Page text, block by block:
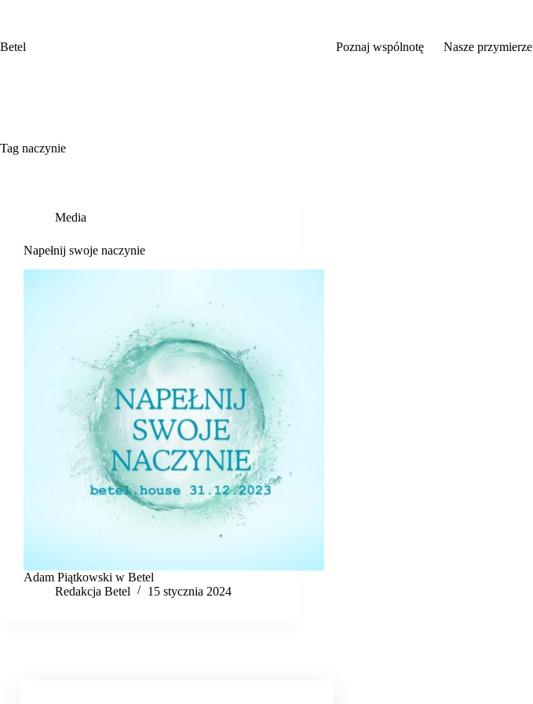
Betel
Poznaj wspólnotę Nasze przymierze
Tag naczynie
Media
Napełnij swoje naczynie
Adam Piątkowski w Betel
Redakcja Betel
15 stycznia 2024